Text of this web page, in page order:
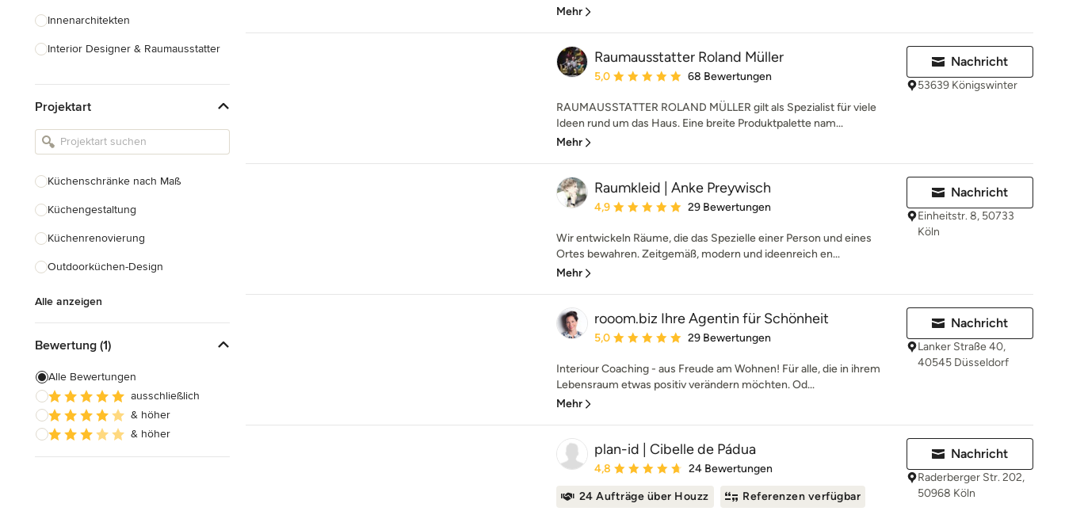
Innenarchitekten
Interior Designer & Raumausstatter
Landschaftsarchitekten
Armaturen & Sanitärbedarf
Projektart
Küchenschränke nach Maß
Küchengestaltung
Küchenrenovierung
Outdoorküchen-Design
Alle anzeigen
Bewertung (1)
Alle Bewertungen
ausschließlich
& höher
& höher
Mehr
Raumausstatter Roland Müller
Durchschnittliche Bewertung: 5 von 5 Sternen
5,0 68 Bewertungen
RAUMAUSSTATTER ROLAND MÜLLER gilt als Spezialist für viele
Ideen rund um das Haus. Eine breite Produktpalette nam...
Mehr
Nachricht
53639 Königswinter
Raumkleid | Anke Preywisch
Durchschnittliche Bewertung: 4.9 von 5 Sternen
4,9 29 Bewertungen
Wir entwickeln Räume, die das Spezielle einer Person und eines
Ortes bewahren. Zeitgemäß, modern und ideenreich en...
Mehr
Nachricht
Einheitstr. 8, 50733
Köln
rooom.biz Ihre Agentin für Schönheit
Durchschnittliche Bewertung: 5 von 5 Sternen
5,0 29 Bewertungen
Interiour Coaching - aus Freude am Wohnen! Für alle, die in ihrem
Lebensraum etwas positiv verändern möchten. Od...
Mehr
Nachricht
Lanker Straße 40,
40545 Düsseldorf
plan-id | Cibelle de Pádua
Durchschnittliche Bewertung: 4.8 von 5 Sternen
4,8 24 Bewertungen
24 Aufträge über Houzz Referenzen verfügbar
Nachricht
Raderberger Str. 202,
50968 Köln